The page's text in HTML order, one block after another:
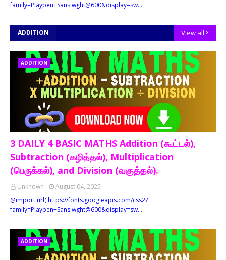
family=Playpen+Sans:wght@600&display=sw…
ADDITION View all
ADDITION
3 DAILY 4 BASIC MATHS Addition (கூட்டல்),
Subtraction (கழித்தல்), Multiplication
(பெருக்கல்), and Division (வகுத்தல்).
Unknown
August 04, 2025
@import url('https://fonts.googleapis.com/css2?
family=Playpen+Sans:wght@600&display=sw…
ADDITION